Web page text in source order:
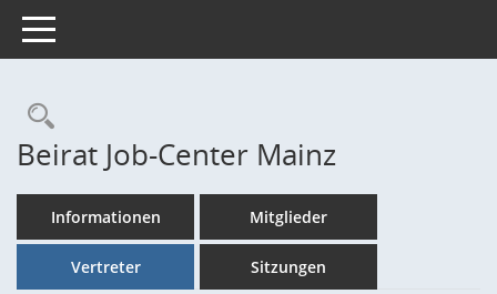
Toggle navigation
Rechercheauswahl
Beirat Job-Center Mainz
Informationen Mitglieder
Vertreter Sitzungen